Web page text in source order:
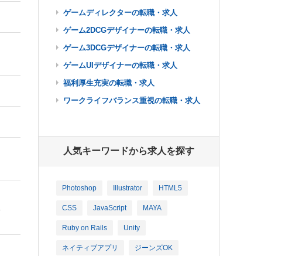
ゲームディレクターの転職・求人
ゲーム2DCGデザイナーの転職・求人
ゲーム3DCGデザイナーの転職・求人
ゲームUIデザイナーの転職・求人
福利厚生充実の転職・求人
ワークライフバランス重視の転職・求人
人気キーワードから求人を探す
Photoshop Illustrator HTML5
CSS JavaScript MAYA
Ruby on Rails Unity
ネイティブアプリ ジーンズOK